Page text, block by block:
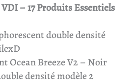
– 17 Produits Essentiels
double densité
Ocean Breeze V2 – Noir
densité modèle 2